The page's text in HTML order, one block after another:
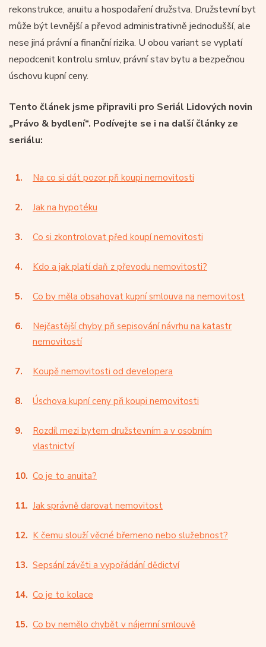
rekonstrukce, anuitu a hospodaření družstva. Družstevní byt
může být levnější a převod administrativně jednodušší, ale
nese jiná právní a finanční rizika. U obou variant se vyplatí
nepodcenit kontrolu smluv, právní stav bytu a bezpečnou
úschovu kupní ceny.
Tento článek jsme připravili pro Seriál Lidových novin
„Právo & bydlení“. Podívejte se i na další články ze
seriálu:
Na co si dát pozor při koupi nemovitosti
Jak na hypotéku
Co si zkontrolovat před koupí nemovitosti
Kdo a jak platí daň z převodu nemovitosti?
Co by měla obsahovat kupní smlouva na nemovitost
Nejčastější chyby při sepisování návrhu na katastr
nemovitostí
Koupě nemovitosti od developera
Úschova kupní ceny při koupi nemovitosti
Rozdíl mezi bytem družstevním a v osobním
vlastnictví
Co je to anuita?
Jak správně darovat nemovitost
K čemu slouží věcné břemeno nebo služebnost?
Sepsání závěti a vypořádání dědictví
Co je to kolace
Co by nemělo chybět v nájemní smlouvě